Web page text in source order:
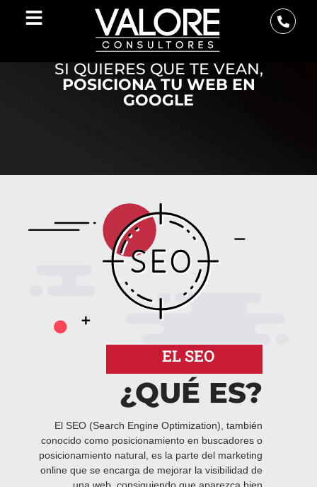
Aparecer En Google – SEO
SI QUIERES QUE TE VEAN,
POSICIONA TU WEB EN
GOOGLE
EL SEO
¿QUÉ ES?
El SEO (Search Engine Optimization), también
conocido como posicionamiento en buscadores o
posicionamiento natural, es la parte del marketing
online que se encarga de mejorar la visibilidad de